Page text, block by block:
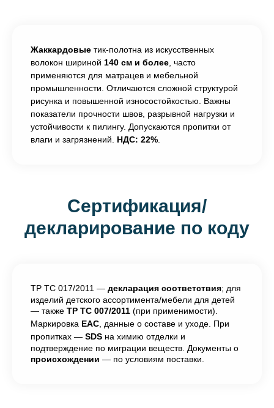
Жаккардовые тик-полотна из искусственных
волокон шириной 140 см и более , часто
применяются для матрацев и мебельной
промышленности. Отличаются сложной структурой
рисунка и повышенной износостойкостью. Важны
показатели прочности швов, разрывной нагрузки и
устойчивости к пилингу. Допускаются пропитки от
влаги и загрязнений. НДС: 22%
Сертификация/
декларирование по коду
ТР ТС 017/2011 — декларация соответствия; для
изделий детского ассортимента/мебели для детей
— также ТР ТС 007/2011 (при применимости).
Маркировка EAC , данные о составе и уходе. При
пропитках — SDS на химию отделки и
подтверждение по миграции веществ. Документы о
происхождении — по условиям поставки.